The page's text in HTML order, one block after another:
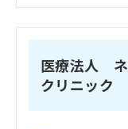
医療法人
クリニック